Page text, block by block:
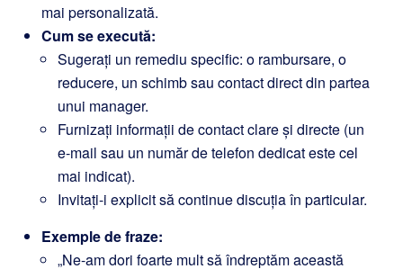
mai personalizată.
Cum se execută:
Sugerați un remediu specific: o rambursare, o
reducere, un schimb sau contact direct din partea
unui manager.
Furnizați informații de contact clare și directe (un
e-mail sau un număr de telefon dedicat este cel
mai indicat).
Invitați-i explicit să continue discuția în particular.
Exemple de fraze:
„Ne-am dori foarte mult să îndreptăm această